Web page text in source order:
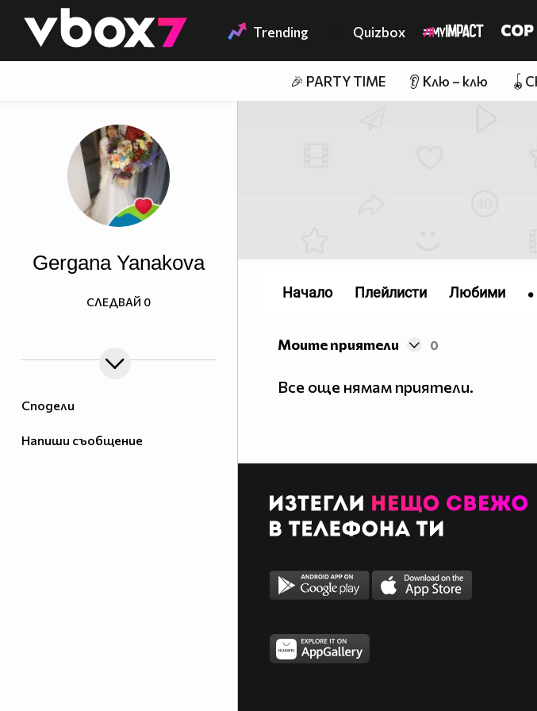
👾 Trending Quizbox
🎉 PARTY TIME 👂 Клю – клю
Сподели
Напиши съобщение
Gergana Yanakova
СЛЕДВАЙ 0
Моите приятели 0
Все още нямам приятели.
Начало Плейлисти Любими